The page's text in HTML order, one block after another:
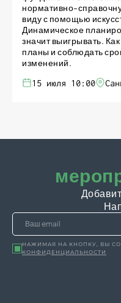
нормативно-
виду с помощью
Динамическое
значит выигрывать.
планы и соблюдать
изменений.
15 июля 10:00
НАЖИМАЯ НА КНОПКУ, ВЫ
КОНФИДЕНЦИАЛЬНОСТИ